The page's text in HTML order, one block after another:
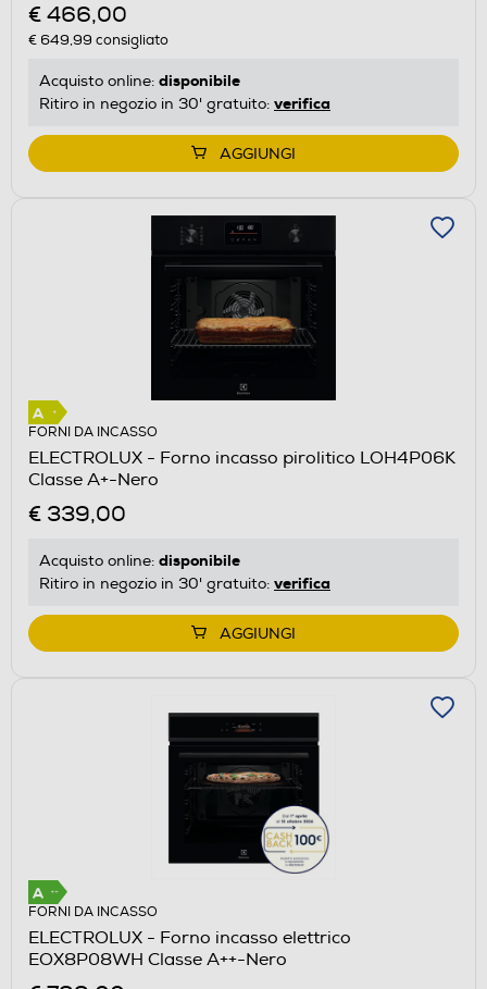
€ 466,00
€ 649,99 consigliato
Acquisto online: disponibile
Ritiro in negozio in 30' gratuito: verifica
AGGIUNGI
FORNI DA INCASSO
ELECTROLUX - Forno incasso pirolitico LOH4P06K
Classe A+-Nero
€ 339,00
Acquisto online: disponibile
Ritiro in negozio in 30' gratuito: verifica
AGGIUNGI
FORNI DA INCASSO
ELECTROLUX - Forno incasso elettrico
EOX8P08WH Classe A++-Nero